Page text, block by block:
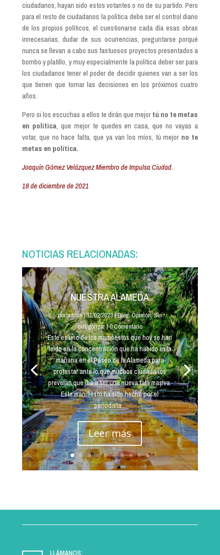
ciudadanos, hayan sido estos votantes o no de su partido. Pero
para el resto de ciudadanos la política debe ser el control diario
de los propios políticos, el cuestionarse cada día esas obras
innecesarias, dudar de sus ocurrencias, preguntarse porqué
nunca se llevan a cabo sus fastuosos proyectos presentados a
bombo y platillo, y muy especialmente la política deber ser para
los ciudadanos tener el poder de decidir quienes van a ser los
que tienen que tomar las decisiones en los próximos cuatro
años.
Pero si los escuchas a ellos te dirán que mejortú no te metas
en política, que mejor te quedes en casa, que no vayas a
votar, que no hace falta, que ya van los míos, tú mejor no te
metas en política.
Joaquín Gómez Velázquez Miembro de Impulsa Ciudad.
18 de diciembre de 2021
NOTICIAS RELACIONADAS:
NUESTRA ALAMEDA
poradmin|11/02/2023|Blog,Opinión,Sin
categorizar| 0 Comentario
Este es uno de los manifiestos que hoy se han
leído en la concentración que ha habido esta
mañana en el Paseo de la Alameda para
protestar ante lo que muchos ciudadanos
preveían que iba a ser una nueva tala masiva.
Este manifiesto ha sido hecho por el
periodista...
Leer más